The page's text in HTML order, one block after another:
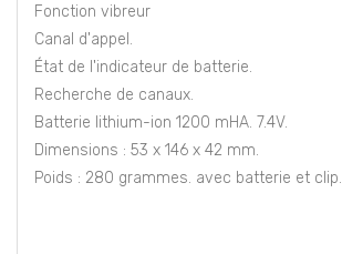
Fonction vibreur
Canal d'appel.
État de l'indicateur de batterie.
Recherche de canaux.
Batterie lithium-ion 1200 mHA. 7.4V.
Dimensions : 53 x 146 x 42 mm.
Poids : 280 grammes. avec batterie et clip.